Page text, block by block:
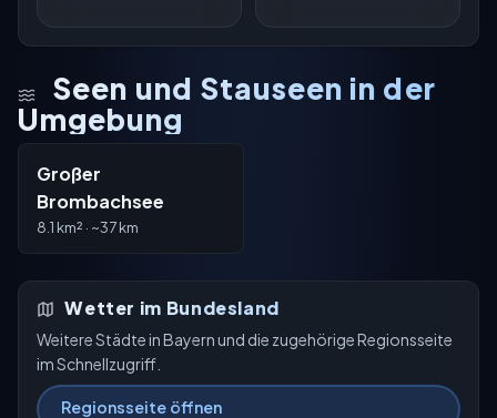
Seen und Stauseen in der
Umgebung
Großer
Brombachsee
8.1 km² · ~37 km
Wetter im Bundesland
Weitere Städte in Bayern und die zugehörige Regionsseite
im Schnellzugriff.
Regionsseite öffnen